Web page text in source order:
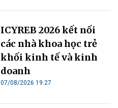
ICYREB 2026 kết nối
các nhà khoa học trẻ
khối kinh tế và kinh
doanh
07/08/2026 19:27